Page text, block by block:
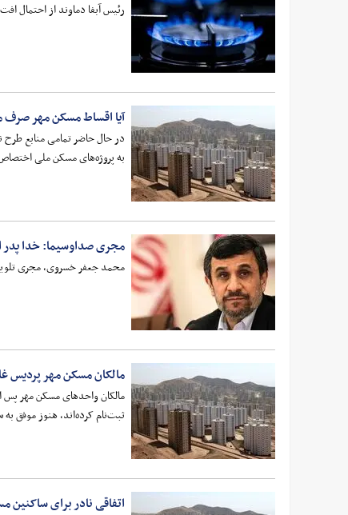
رئیس آبفا دماوند از احتمال
آیا اقساط مسکن مهر
به پروژه‌های مسکن ملی
مجری صداوسیما: خدا پدر
محمد جعفر خسروی، مجری
مالکان مسکن مهر پردیس
مالکان واحدهای مسکن مهر پس
ثبت‌نام کرده‌اند، هنوز موفق
اتفاقی نادر برای ساکنین